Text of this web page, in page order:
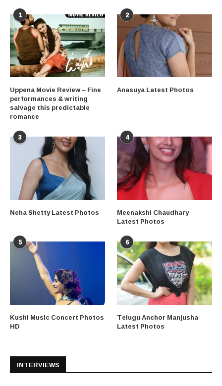
1
Uppena Movie Review – Fine
performances & writing
salvage this predictable
romance
2
Anasuya Latest Photos
3
Neha Shetty Latest Photos
4
Meenakshi Chaudhary
Latest Photos
5
Kushi Music Concert Photos
HD
6
Telugu Anchor Manjusha
Latest Photos
INTERVIEWS